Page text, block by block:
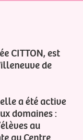
CITTON, est
de
a été active
domaines :
au